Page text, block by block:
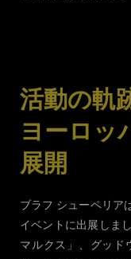
活動の軌
ヨーロッ
展開
ブラフ シューペリア
イベントに出展しま
マルクス」、グッド